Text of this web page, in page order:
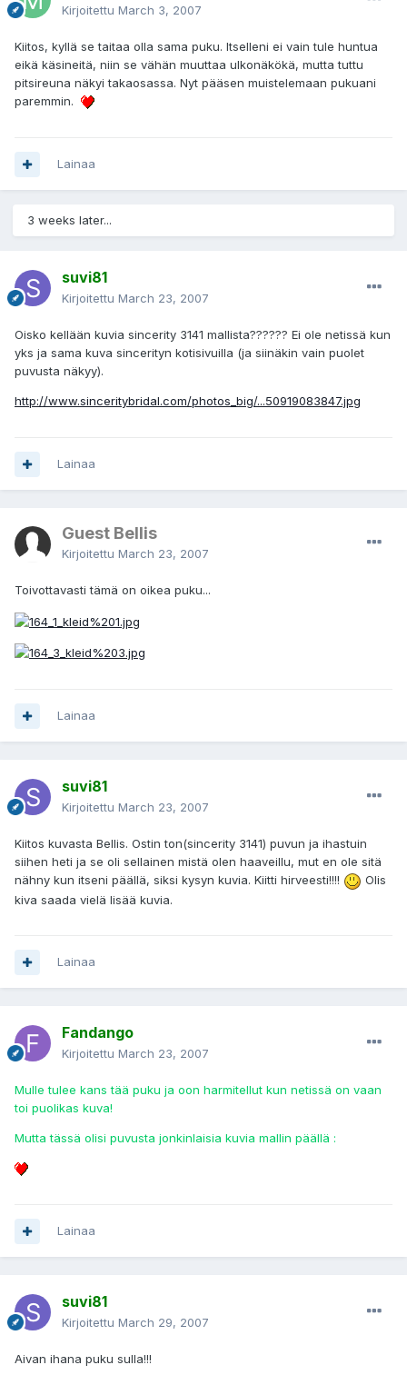
Kirjoitettu March 3, 2007
Kiitos, kyllä se taitaa olla sama puku. Itselleni ei vain tule huntua
eikä käsineitä, niin se vähän muuttaa ulkonäkökä, mutta tuttu
pitsireuna näkyi takaosassa. Nyt pääsen muistelemaan pukuani
paremmin.
Lainaa
3 weeks later...
suvi81
Kirjoitettu March 23, 2007
Oisko kellään kuvia sincerity 3141 mallista?????? Ei ole netissä kun
yks ja sama kuva sincerityn kotisivuilla (ja siinäkin vain puolet
puvusta näkyy).
http://www.sinceritybridal.com/photos_big/...50919083847.jpg
Lainaa
Guest Bellis
Kirjoitettu March 23, 2007
Toivottavasti tämä on oikea puku...
Lainaa
suvi81
Kirjoitettu March 23, 2007
Kiitos kuvasta Bellis. Ostin ton(sincerity 3141) puvun ja ihastuin
siihen heti ja se oli sellainen mistä olen haaveillu, mut en ole sitä
nähny kun itseni päällä, siksi kysyn kuvia. Kiitti hirveesti!!!!
Olis
kiva saada vielä lisää kuvia.
Lainaa
Fandango
Kirjoitettu March 23, 2007
Mulle tulee kans tää puku ja oon harmitellut kun netissä on vaan
toi puolikas kuva!
Mutta tässä olisi puvusta jonkinlaisia kuvia mallin päällä :
Lainaa
suvi81
Kirjoitettu March 29, 2007
Aivan ihana puku sulla!!!